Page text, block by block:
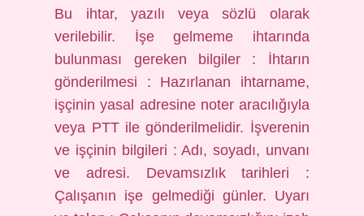
Bu ihtar, yazılı veya sözlü olarak
verilebilir. İşe gelmeme ihtarında
bulunması gereken bilgiler : İhtarın
gönderilmesi : Hazırlanan ihtarname,
işçinin yasal adresine noter aracılığıyla
veya PTT ile gönderilmelidir. İşverenin
ve işçinin bilgileri : Adı, soyadı, unvanı
ve adresi. Devamsızlık tarihleri :
Çalışanın işe gelmediği günler. Uyarı